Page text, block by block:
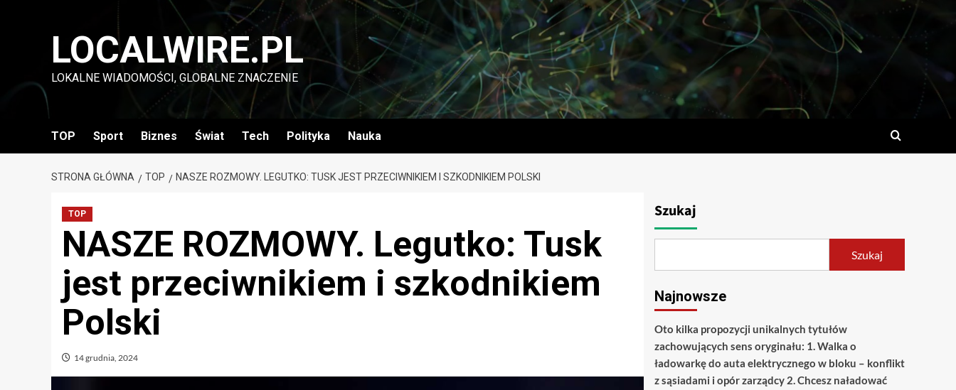
LOCALWIRE.PL
LOKALNE WIADOMOŚCI, GLOBALNE ZNACZENIE
TOP Sport Biznes Świat Tech Polityka Nauka
STRONA GŁÓWNA TOP NASZE ROZMOWY. LEGUTKO: TUSK JEST PRZECIWNIKIEM I SZKODNIKIEM POLSKI
TOP
NASZE ROZMOWY. Legutko: Tusk
jest przeciwnikiem i szkodnikiem
Polski
14 grudnia, 2024
Szukaj
Szukaj
Najnowsze
Oto kilka propozycji unikalnych tytułów
zachowujących sens oryginału: 1. Walka o
ładowarkę do auta elektrycznego w bloku – konflikt
z sąsiadami i opór zarządcy 2. Chcesz naładować